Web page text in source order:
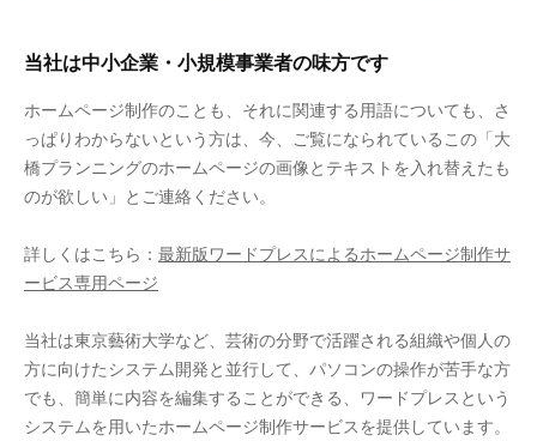
当社は中小企業・小規模事業者の味方です
ホームページ制作のことも、それに関連する用語についても、さ
っぱりわからないという方は、今、ご覧になられているこの「大
橋プランニングのホームページの画像とテキストを入れ替えたも
のが欲しい」とご連絡ください。
詳しくはこちら： 最新版ワードプレスによるホームページ制作サ
ービス専用ページ
当社は東京藝術大学など、芸術の分野で活躍される組織や個人の
方に向けたシステム開発と並行して、パソコンの操作が苦手な方
でも、簡単に内容を編集することができる、ワードプレスという
システムを用いたホームページ制作サービスを提供しています。